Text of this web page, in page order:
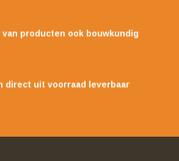
van producten ook bouwkundig
direct uit voorraad leverbaar